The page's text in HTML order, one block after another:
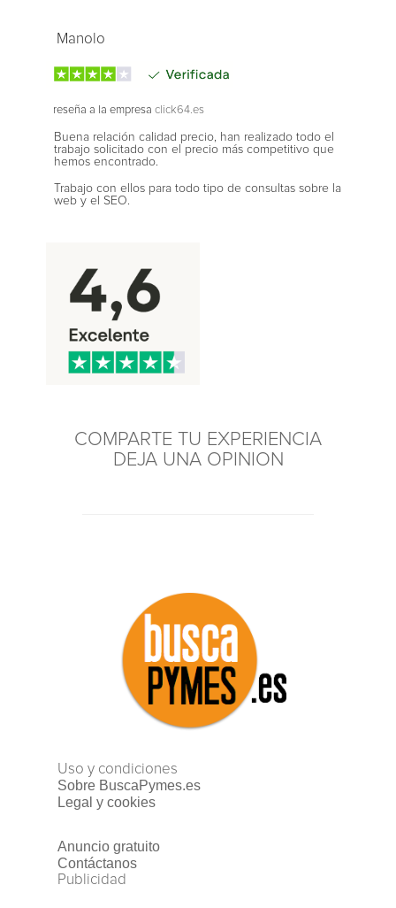
Manolo
reseña a la empresa click64.es
Buena relación calidad precio, han realizado todo el
trabajo solicitado con el precio más competitivo que
hemos encontrado.
Trabajo con ellos para todo tipo de consultas sobre la
web y el SEO.
COMPARTE TU EXPERIENCIA
DEJA UNA OPINION
Uso y condiciones
Sobre BuscaPymes.es
Legal y cookies
Anuncio gratuito
Contáctanos
Publicidad